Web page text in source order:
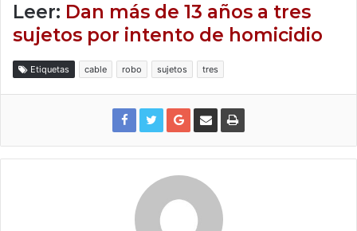
Leer: Dan más de 13 años a tres
sujetos por intento de homicidio
Etiquetas cable robo sujetos tres